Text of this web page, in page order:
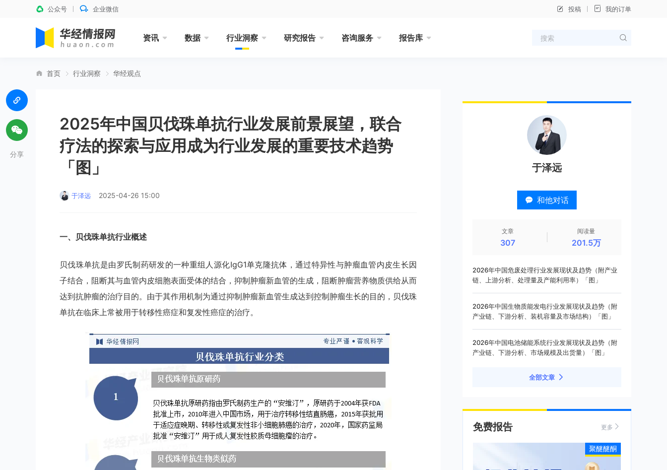
公众号 企业微信 投稿 我的订单
资讯 数据 行业洞察 研究报告 咨询服务 报告库
首页 行业洞察 华经观点
2025年中国贝伐珠单抗行业发展前景展望，联合
疗法的探索与应用成为行业发展的重要技术趋势
「图」
于泽远 2025-04-26 15:00
一、 贝伐珠单抗行业概述
贝伐珠单抗是由罗氏制药研发的一种重组人源化IgG1单克隆抗体，通过特异性与肿瘤血管内皮生长因
子结合，阻断其与血管内皮细胞表面受体的结合，抑制肿瘤新血管的生成，阻断肿瘤营养物质供给从而
达到抗肿瘤的治疗目的。由于其作用机制为通过抑制肿瘤新血管生成达到控制肿瘤生长的目的，贝伐珠
单抗在临床上常被用于转移性癌症和复发性癌症的治疗。
分享
于泽远
和他对话
文章
307
阅读量
201.5万
2026年中国危废处理行业发展现状及趋势（附产业
链、上游分析、处理量及产能利用率）「图」
2026年中国生物质能发电行业发展现状及趋势（附
产业链、下游分析、装机容量及市场结构）「图」
2026年中国电池储能系统行业发展现状及趋势（附
产业链、下游分析、市场规模及出货量）「图」
全部文章
免费报告 更多
聚醚醚酮